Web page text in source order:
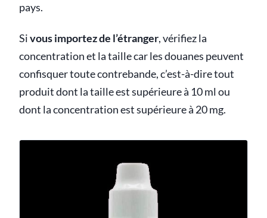
pays.
Sivous importez de l’étranger, vérifiez la
concentration et la taille car les douanes peuvent
confisquer toute contrebande, c’est-à-dire tout
produit dont la taille est supérieure à 10 ml ou
dont la concentration est supérieure à 20 mg.